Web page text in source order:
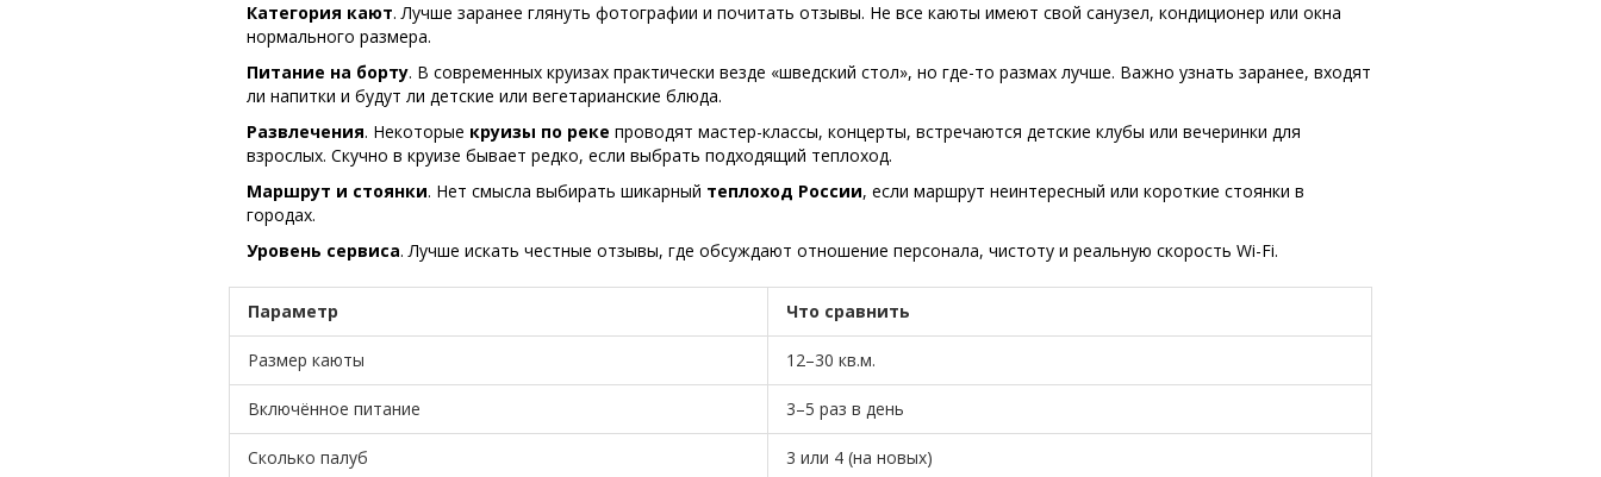
Категория кают. Лучше заранее глянуть фотографии и почитать отзывы. Не все каюты имеют свой санузел, кондиционер или окна
нормального размера.
Питание на борту. В современных круизах практически везде «шведский стол», но где-то размах лучше. Важно узнать заранее, входят
ли напитки и будут ли детские или вегетарианские блюда.
Развлечения. Некоторые круизы по реке проводят мастер-классы, концерты, встречаются детские клубы или вечеринки для
взрослых. Скучно в круизе бывает редко, если выбрать подходящий теплоход.
Маршрут и стоянки. Нет смысла выбирать шикарный теплоход России, если маршрут неинтересный или короткие стоянки в
городах.
Уровень сервиса. Лучше искать честные отзывы, где обсуждают отношение персонала, чистоту и реальную скорость Wi-Fi.
Параметр Что сравнить
Размер каюты 12–30 кв.м.
Включённое питание 3–5 раз в день
Сколько палуб 3 или 4 (на новых)